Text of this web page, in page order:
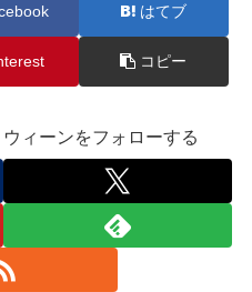
はてブ
コピー
ィーンをフォローする